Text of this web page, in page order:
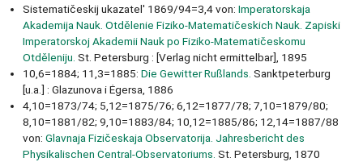
Sistematičeskij ukazatel' 1869/94=3,4 von: Imperatorskaja
Akademija Nauk. Otdělenie Fiziko-Matematičeskich Nauk. Zapiski
Imperatorskoj Akademii Nauk po Fiziko-Matematičeskomu
Otděleniju. St. Petersburg : [Verlag nicht ermittelbar], 1895
10,6=1884; 11,3=1885: Die Gewitter Rußlands. Sanktpeterburg
[u.a.] : Glazunova i Ėgersa, 1886
4,10=1873/74; 5,12=1875/76; 6,12=1877/78; 7,10=1879/80;
8,10=1881/82; 9,10=1883/84; 10,12=1885/86; 12,14=1887/88
von: Glavnaja Fizičeskaja Observatorija. Jahresbericht des
Physikalischen Central-Observatoriums. St. Petersburg, 1870